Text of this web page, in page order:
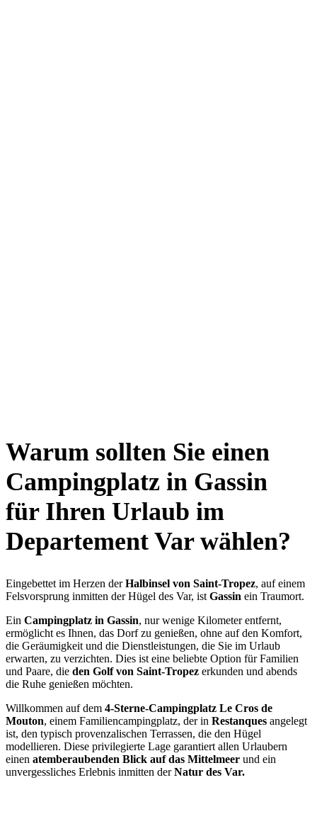
Warum sollten Sie einen
Campingplatz in Gassin
für Ihren Urlaub im
Departement Varwählen?
Eingebettet im Herzen derHalbinsel von Saint-Tropez, auf einem
Felsvorsprung inmitten der Hügel des Var, ist Gassin ein Traumort.
Ein Campingplatz in Gassin, nur wenige Kilometer entfernt,
ermöglicht es Ihnen, das Dorf zu genießen, ohne auf den Komfort,
die Geräumigkeit und die Dienstleistungen, die Sie im Urlaub
erwarten, zu verzichten. Dies ist eine beliebte Option für Familien
und Paare, die den Golf von Saint-Tropez erkunden und abends
die Ruhe genießen möchten.
Willkommen auf dem 4-Sterne-Campingplatz Le Cros de
Mouton, einem Familiencampingplatz, der in Restanques angelegt
ist, den typisch provenzalischen Terrassen, die den Hügel
modellieren. Diese privilegierte Lage garantiert allen Urlaubern
einen atemberaubenden Blick auf das Mittelmeer und ein
unvergessliches Erlebnis inmitten derNatur des Var.